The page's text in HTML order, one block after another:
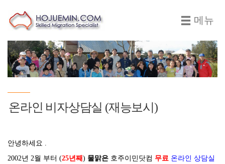
메뉴
온라인 비자상담실 (재능보시)
안녕하세요 .
2002년 2월 부터 (25년째 ) 물맑은 호주이민닷컴 무료 온라인 상담실